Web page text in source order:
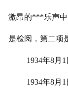
激昂的***乐声
是检阅，第二项
1934年8月 1
1934年8月 1